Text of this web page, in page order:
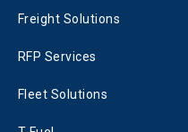
Freight Solutions
RFP Services
Fleet Solutions